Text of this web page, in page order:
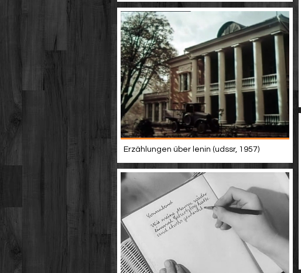
Erzählungen über lenin (udssr, 1957)